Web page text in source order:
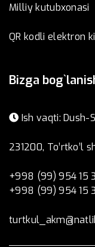
Milliy kutubxonasi
QR kodli elektron
Bizga
Ish vaqti: Dush-
231200, To’rtko’l
+998 (99) 954 15
+998 (99) 954 15